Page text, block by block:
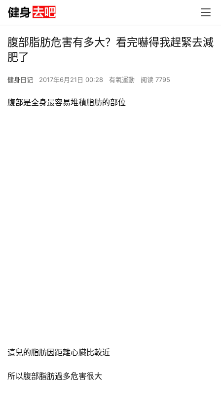
腹部脂肪危害有多大？看完嚇得我趕緊去減
肥了
健身日记 2017年6月21日 00:28 有氧運動 阅读 7795
腹部是全身最容易堆積脂肪的部位
這兒的脂肪因距離心臟比較近
所以腹部脂肪過多危害很大